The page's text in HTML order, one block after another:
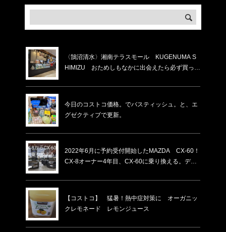
〈鵠沼清水〉湘南テラスモール KUGENUMA S
HIMIZU おためしもなかに出会えたら必ず買った
がほとんど。賞味期限が少し短いだけ！化粧箱入
今日のコストコ価格。でバスティッシュ。と、エ
グゼクティブで更新。
2022年6月に予約受付開始したMAZDA CX-60！
CX-8オーナー4年目、CX-60に乗り換える。ディ
【コストコ】 猛暑！熱中症対策に オーガニッ
クレモネード レモンジュース